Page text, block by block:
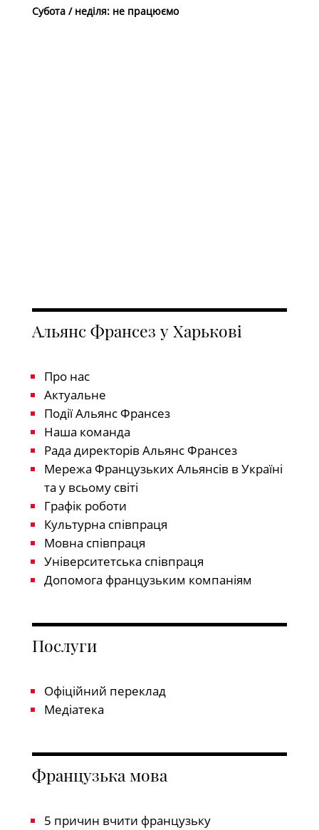
Субота / неділя: не працюємо
Альянс Франсез у Харькові
Про нас
Актуальне
Події Альянс Франсез
Наша команда
Рада директорів Альянс Франсез
Мережа Французьких Альянсів в Україні
та у всьому світі
Графік роботи
Культурна співпраця
Мовна співпраця
Університетська співпраця
Допомога французьким компаніям
Послуги
Офіційний переклад
Медіатека
Французька мова
5 причин вчити французьку